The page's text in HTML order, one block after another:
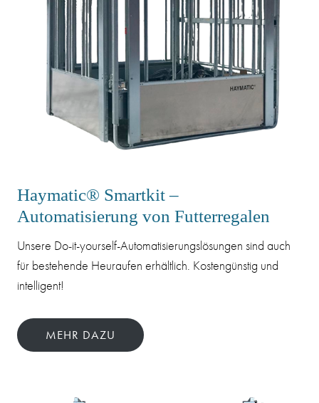
Haymatic® Smartkit –
Automatisierung von Futterregalen
Unsere Do-it-yourself-Automatisierungslösungen sind auch
für bestehende Heuraufen erhältlich. Kostengünstig und
intelligent!
MEHR DAZU